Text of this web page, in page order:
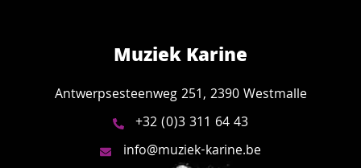
Muziek Karine
Antwerpsesteenweg 251, 2390 Westmalle
+32 (0)3 311 64 43
info@muziek-karine.be